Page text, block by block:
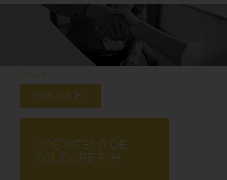
Accueil
POSTULEZ
OPÉRATEUR DE
SOUDURE F/H